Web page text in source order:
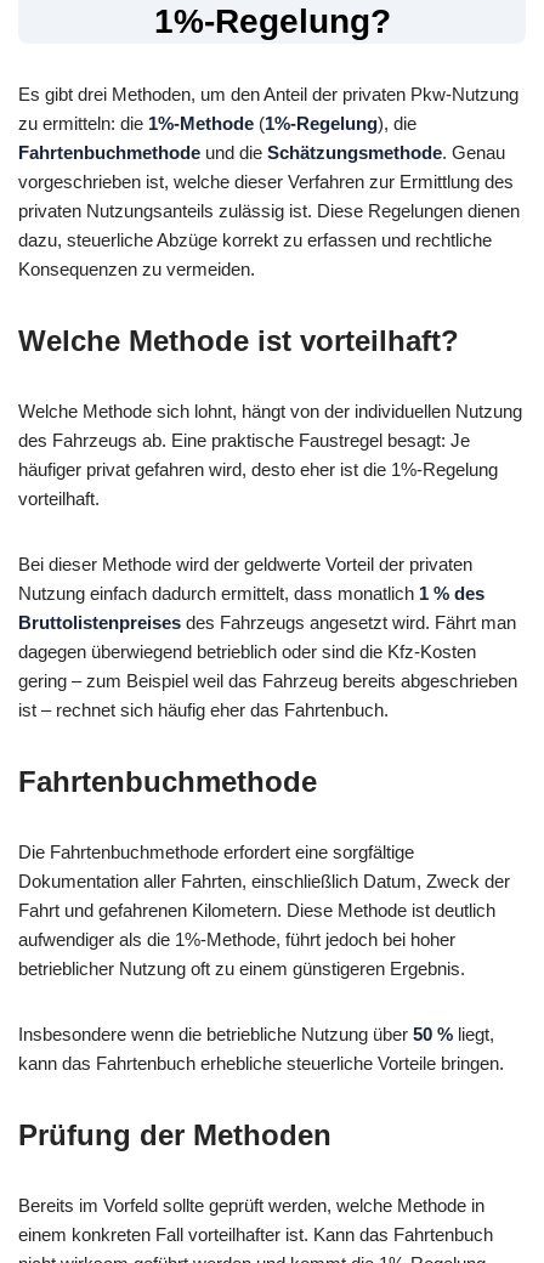
1%-Regelung?
Es gibt drei Methoden, um den Anteil der privaten Pkw-Nutzung
zu ermitteln: die 1%-Methode (1%-Regelung), die
Fahrtenbuchmethode und die Schätzungsmethode. Genau
vorgeschrieben ist, welche dieser Verfahren zur Ermittlung des
privaten Nutzungsanteils zulässig ist. Diese Regelungen dienen
dazu, steuerliche Abzüge korrekt zu erfassen und rechtliche
Konsequenzen zu vermeiden.
Welche Methode ist vorteilhaft?
Welche Methode sich lohnt, hängt von der individuellen Nutzung
des Fahrzeugs ab. Eine praktische Faustregel besagt: Je
häufiger privat gefahren wird, desto eher ist die 1%-Regelung
vorteilhaft.
Bei dieser Methode wird der geldwerte Vorteil der privaten
Nutzung einfach dadurch ermittelt, dass monatlich 1 % des
Bruttolistenpreises des Fahrzeugs angesetzt wird. Fährt man
dagegen überwiegend betrieblich oder sind die Kfz-Kosten
gering – zum Beispiel weil das Fahrzeug bereits abgeschrieben
ist – rechnet sich häufig eher das Fahrtenbuch.
Fahrtenbuchmethode
Die Fahrtenbuchmethode erfordert eine sorgfältige
Dokumentation aller Fahrten, einschließlich Datum, Zweck der
Fahrt und gefahrenen Kilometern. Diese Methode ist deutlich
aufwendiger als die 1%-Methode, führt jedoch bei hoher
betrieblicher Nutzung oft zu einem günstigeren Ergebnis.
Insbesondere wenn die betriebliche Nutzung über 50 % liegt,
kann das Fahrtenbuch erhebliche steuerliche Vorteile bringen.
Prüfung der Methoden
Bereits im Vorfeld sollte geprüft werden, welche Methode in
einem konkreten Fall vorteilhafter ist. Kann das Fahrtenbuch